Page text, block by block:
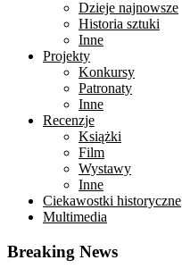
Dzieje najnowsze
Historia sztuki
Inne
Projekty
Konkursy
Patronaty
Inne
Recenzje
Książki
Film
Wystawy
Inne
Ciekawostki historyczne
Multimedia
Breaking News